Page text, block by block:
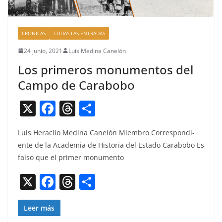
CRÓNICAS TODAS LAS ENTRADAS
24 junio, 2021 Luis Medina Canelón
Los primeros monumentos del
Campo de Carabobo
X F
a
c
e
b
o
o
T
h
re
a
d
s
m
p
Luis Her­a­clio Med­i­na Canelón Miem­bro Cor­re­spon­di­
ente de la Acad­e­mia de His­to­ria del Esta­do Carabobo Es
fal­so que el primer monumento
X F
a
c
T
h
Leer más